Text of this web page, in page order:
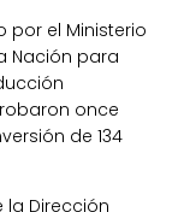
por el Ministerio
Nación para
once
de 134
Dirección